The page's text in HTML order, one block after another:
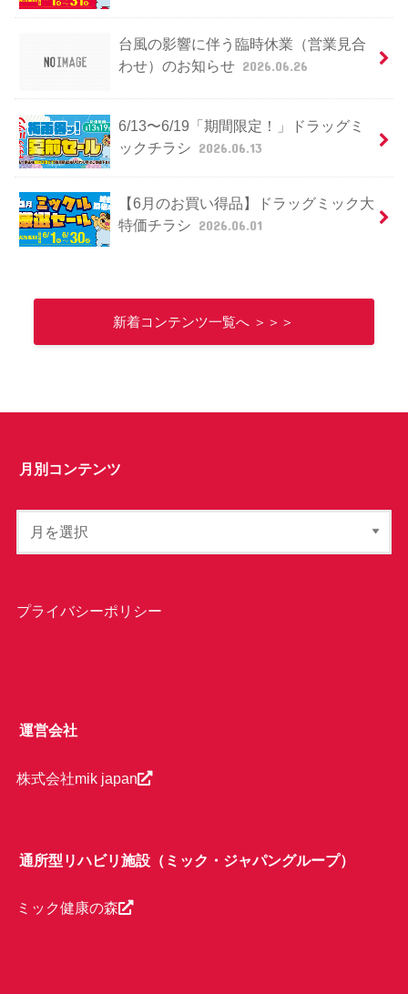
台風の影響に伴う臨時休業（営業見合
わせ）のお知らせ 2026.06.26
6/13〜6/19「期間限定！」ドラッグミ
ックチラシ 2026.06.13
【6月のお買い得品】ドラッグミック大
特価チラシ 2026.06.01
新着コンテンツ一覧へ ＞＞＞
月別コンテンツ
プライバシーポリシー
運営会社
株式会社mik japan
通所型リハビリ施設（ミック・ジャパングループ）
ミック健康の森